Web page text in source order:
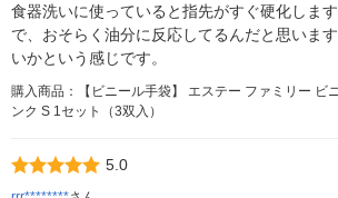
食器洗いに使っていると指先がすぐ硬化しま
で、おそらく油分に反応してるんだと思いま
いかという感じです。
購入商品：【ビニール手袋】 エステー ファミリー ビ
ンク S 1セット（3双入）
5.0